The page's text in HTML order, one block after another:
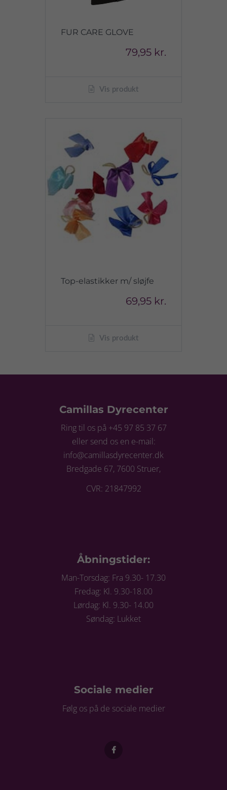
FUR CARE GLOVE
79,95 kr.
Vis produkt
Top-elastikker m/ sløjfe
69,95 kr.
Vis produkt
Camillas Dyrecenter
Ring til os på +45 97 85 37 67
eller send os en e-mail:
info@camillasdyrecenter.dk
Bredgade 67, 7600 Struer,
CVR: 21847992
Åbningstider:
Man-Torsdag: Fra 9.30- 17.30
Fredag: Kl. 9.30-18.00
Lørdag: Kl. 9.30- 14.00
Søndag: Lukket
Sociale medier
Følg os på de sociale medier